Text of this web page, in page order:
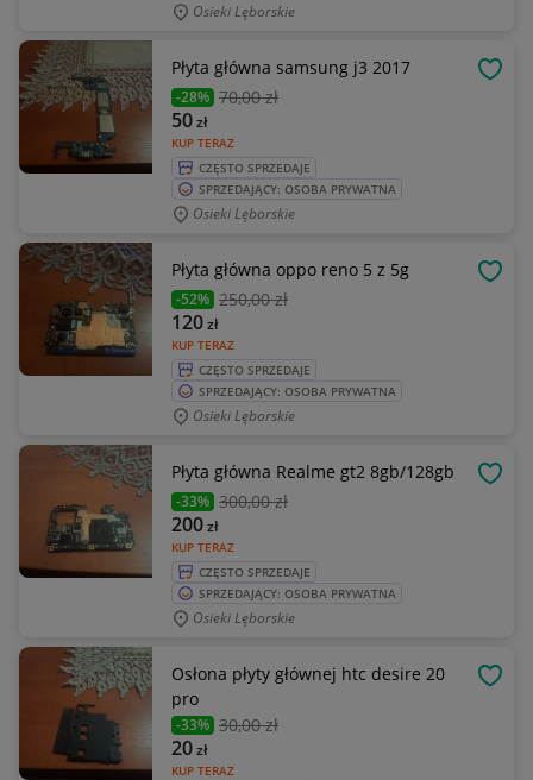
Osieki Lęborskie
Płyta główna samsung j3 2017
-28% 70,00 zł
KUP TERAZ
50zł
CZĘSTO SPRZEDAJE
SPRZEDAJĄCY: OSOBA PRYWATNA
Osieki Lęborskie
Płyta główna oppo reno 5 z 5g
-52% 250,00 zł
KUP TERAZ
120zł
CZĘSTO SPRZEDAJE
SPRZEDAJĄCY: OSOBA PRYWATNA
Osieki Lęborskie
Płyta główna Realme gt2 8gb/128gb
-33% 300,00 zł
KUP TERAZ
200zł
CZĘSTO SPRZEDAJE
SPRZEDAJĄCY: OSOBA PRYWATNA
Osieki Lęborskie
Osłona płyty głównej htc desire 20
pro
-33% 30,00 zł
KUP TERAZ
20zł